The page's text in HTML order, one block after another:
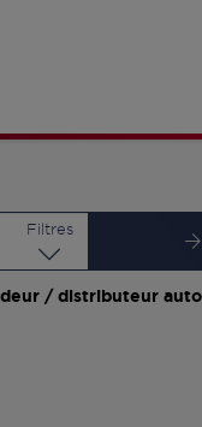
Filtres
/ distributeur